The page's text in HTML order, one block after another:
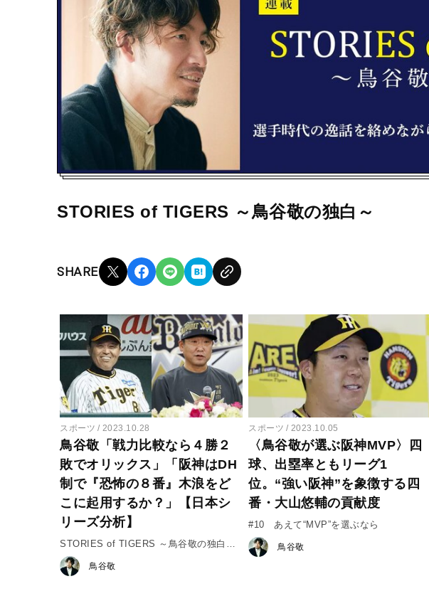
STORIES of TIGERS ～鳥谷敬の独白～
SHARE
スポーツ 2023.10.28
鳥谷敬「戦力比較なら４勝２
敗でオリックス」「阪神はDH
制で『恐怖の８番』木浪をど
こに起用するか？」【日本シ
リーズ分析】
STORIES of TIGERS ～鳥谷敬の独白
～ #10日本シリーズ
鳥谷敬
スポーツ 2023.10.05
〈鳥谷敬が選ぶ阪神MVP〉四
球、出塁率ともリーグ1
位。“強い阪神”を象徴する四
番・大山悠輔の貢献度
#10 あえて“MVP”を選ぶなら
鳥谷敬